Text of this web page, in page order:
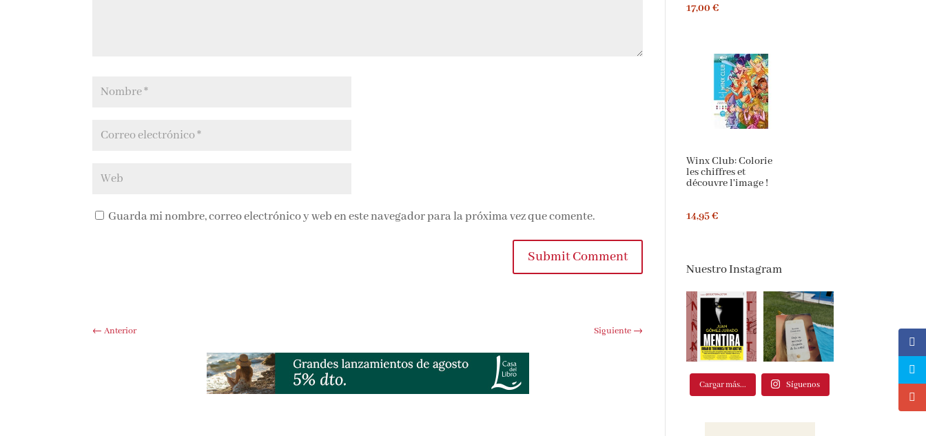
Guarda mi nombre, correo electrónico y web en este navegador para la próxima vez que comente.
Submit Comment
←Anterior Siguiente→
17,00 €
Winx Club: Colorie
les chiffres et
découvre l'image !
14,95 €
Nuestro Instagram
Cargar más... Síguenos